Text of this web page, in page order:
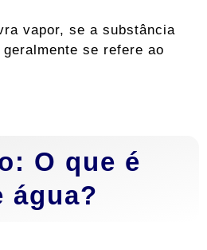
vapor, se a substância
se refere ao
O que é
água?